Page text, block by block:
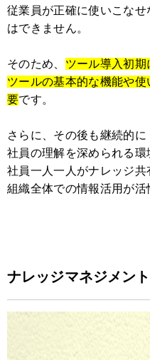
従業員が正確に使いこな
はできません。
そのため、 ツール導入初期
ツールの基本的な機能や
要です。
さらに、その後も継続的に
社員の理解を深められる環
社員一人一人がナレッジ共
組織全体での情報活用が活
ナレッジマネジメン